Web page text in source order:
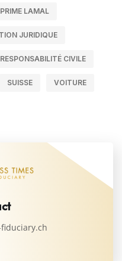
PRIME LAMAL
JURIDIQUE
RESPONSABILITÉ CIVILE
SUISSE VOITURE